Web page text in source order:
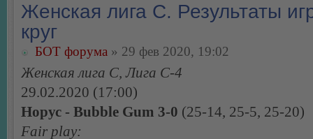
Женская лига С. Результаты
круг
БОТ форума » 29 фев 2020, 19:02
Женская лига С, Лига С-4
29.02.2020 (17:00)
Норус - Bubble Gum 3-0 (25-14, 25-5, 25-20)
Fair play: